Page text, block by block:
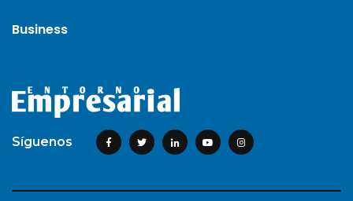
Business
Síguenos